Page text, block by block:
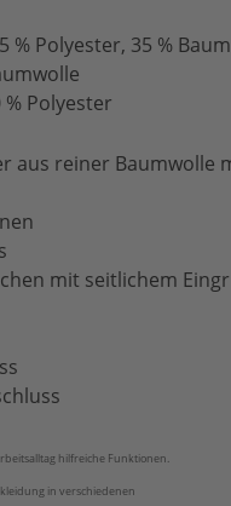
% Polyester, 35 %
Polyester
aus reiner Baumwolle
mit seitlichem
hilfreiche Funktionen.
in verschiedenen